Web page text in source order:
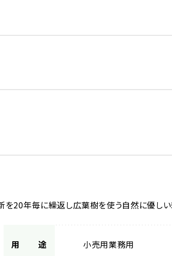
を20年毎に繰返し広葉樹を使う自然に優しい
用途 小売用業務用